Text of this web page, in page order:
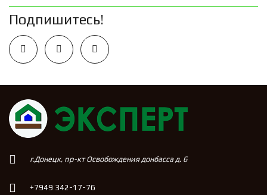
Подпишитесь!
г.Донецк, пр-кт Освобождения донбасса д. 6
+7949 342-17-76